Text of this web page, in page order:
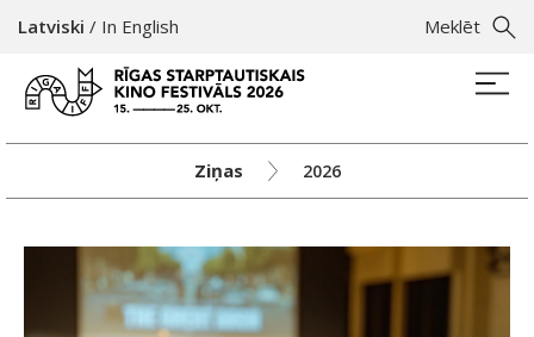
Meklēt
Latviski / In English
Ziņas 2026